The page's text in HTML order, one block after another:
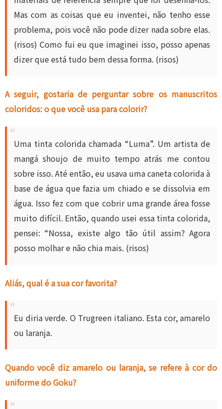
Mas com as coisas que eu inventei, não tenho esse
problema, pois você não pode dizer nada sobre elas.
(risos) Como fui eu que imaginei isso, posso apenas
dizer que está tudo bem dessa forma. (risos)
A seguir, gostaria de perguntar sobre os manuscritos
coloridos: o que você usa para colorir?
Uma tinta colorida chamada “Luma”. Um artista de
mangá shoujo de muito tempo atrás me contou
sobre isso. Até então, eu usava uma caneta colorida à
base de água que fazia um chiado e se dissolvia em
água. Isso fez com que cobrir uma grande área fosse
muito difícil. Então, quando usei essa tinta colorida,
pensei: “Nossa, existe algo tão útil assim? Agora
posso molhar e não chia mais. (risos)
Aliás, qual é a sua cor favorita?
Eu diria verde. O Trugreen italiano. Esta cor, amarelo
ou laranja.
Quando você diz amarelo ou laranja, se refere à cor do
uniforme do Goku?